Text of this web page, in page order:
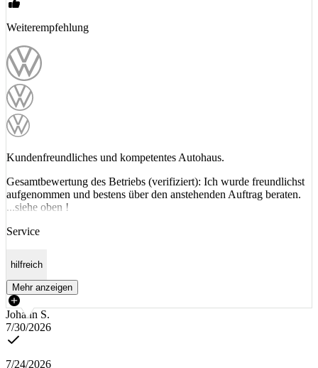
Weiterempfehlung
Kundenfreundliches und kompetentes Autohaus.
Gesamtbewertung des Betriebs (verifiziert): Ich wurde freundlichst
aufgenommen und bestens über den anstehenden Auftrag beraten.
...siehe oben !
Service
hilfreich
Mehr anzeigen
Johann S.
7/30/2026
7/24/2026